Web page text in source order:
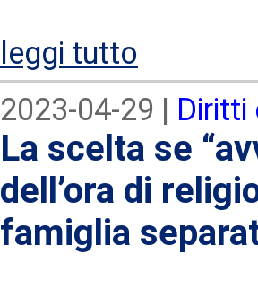
leggi tutto
2023-04-29 | Diritti
La scelta se
dell’ora di
famiglia